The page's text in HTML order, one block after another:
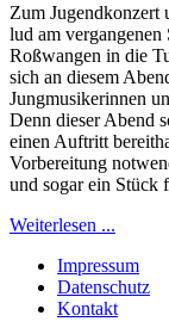
Zum Jugendkonzert
lud am vergangenen
Roßwangen in die
sich an diesem
Jungmusikerinnen
Denn dieser Abend
einen Auftritt
Vorbereitung
und sogar ein Stück
Weiterlesen ...
Impressum
Datenschutz
Kontakt